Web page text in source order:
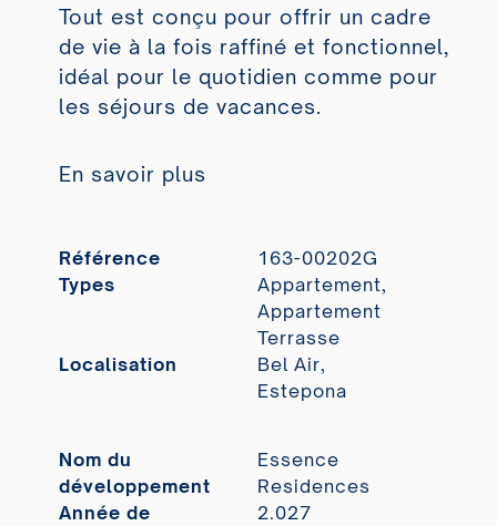
Tout est conçu pour offrir un cadre
de vie à la fois raffiné et fonctionnel,
idéal pour le quotidien comme pour
les séjours de vacances.
En savoir plus
Référence
163-00202G
Types
Appartement,
Appartement
Terrasse
Localisation
Bel Air,
Estepona
Nom du
développement
Essence
Residences
Année de
2.027